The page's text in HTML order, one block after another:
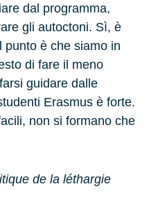
dal programma,
gli autoctoni. Sì, è
punto è che siamo in
di fare il meno
guidare dalle
Erasmus è forte.
non si formano che
de la léthargie